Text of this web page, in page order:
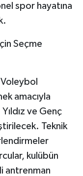
spor hayatına
Seçme
amacıyla
ve Genç
Teknik
kulübün
antrenman